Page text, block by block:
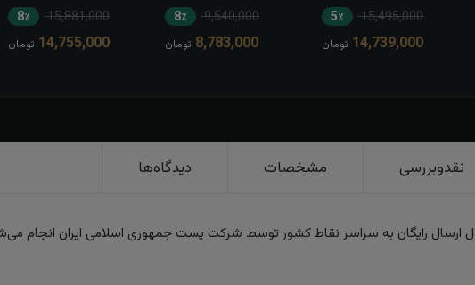
امیرالمومنین
15,495,000 5٪
14,739,000 تومان
9,540,000 8٪
8,783,000 تومان
کبیر امام جواد(ع) رکاب تاج
برنجی بغل طرح ضریح
15,881,000 8٪
14,755,000 تومان
نقدوبررسی مشخصات دیدگاه‌ها
ارسال رایگان به سراسر نقاط کشور توسط شرکت پست جمهوری اسلامی ایران انجام